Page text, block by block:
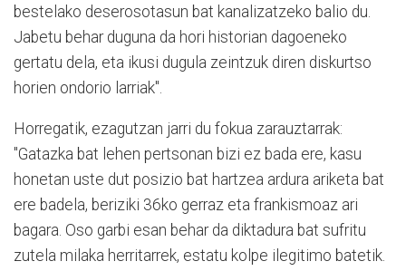
bestelako deserosotasun bat kanalizatzeko balio du.
Jabetu behar duguna da hori historian dagoeneko
gertatu dela, eta ikusi dugula zeintzuk diren diskurtso
horien ondorio larriak".
Horregatik, ezagutzan jarri du fokua zarauztarrak:
"Gatazka bat lehen pertsonan bizi ez bada ere, kasu
honetan uste dut posizio bat hartzea ardura ariketa bat
ere badela, beriziki 36ko gerraz eta frankismoaz ari
bagara. Oso garbi esan behar da diktadura bat sufritu
zutela milaka herritarrek, estatu kolpe ilegitimo batetik.